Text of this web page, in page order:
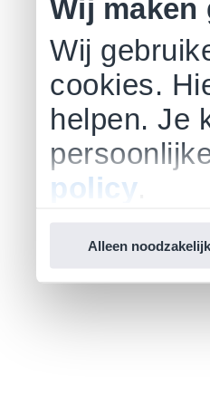
Wij maken
Wij
cookies.
helpen. Je
policy
Alleen